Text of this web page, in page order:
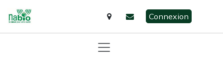
Connexion